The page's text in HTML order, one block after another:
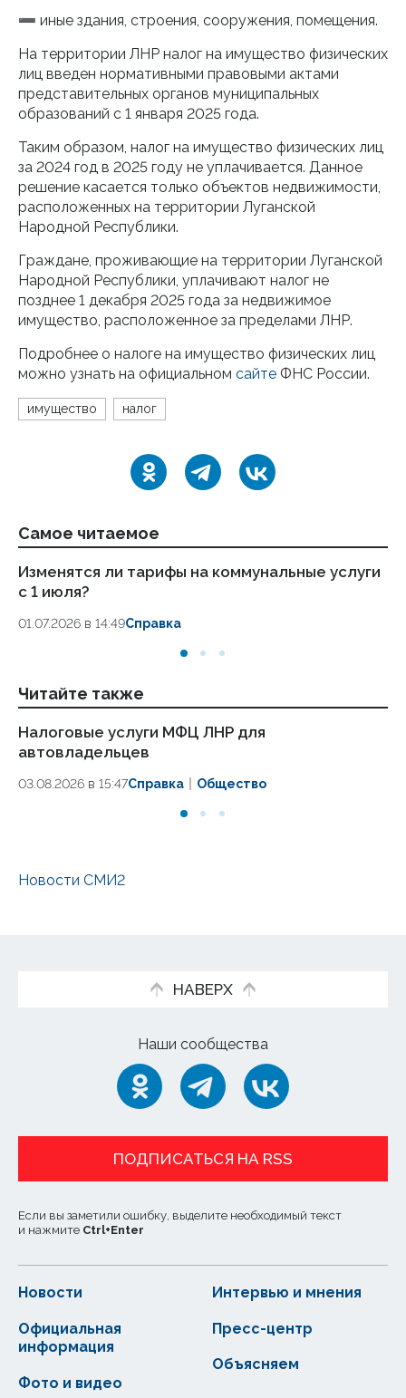
➖ иные здания, строения, сооружения, помещения.
На территории ЛНР налог на имущество физических
лиц введен нормативными правовыми актами
представительных органов муниципальных
образований с 1 января 2025 года.
Таким образом, налог на имущество физических лиц
за 2024 год в 2025 году не уплачивается. Данное
решение касается только объектов недвижимости,
расположенных на территории Луганской
Народной Республики.
Граждане, проживающие на территории Луганской
Народной Республики, уплачивают налог не
позднее 1 декабря 2025 года за недвижимое
имущество, расположенное за пределами ЛНР.
Подробнее о налоге на имущество физических лиц
можно узнать на официальном сайте ФНС России.
имущество налог
Самое читаемое
Изменятся ли тарифы на коммунальные услуги
с 1 июля?
01.07.2026 в 14:49Справка
Читайте также
Налоговые услуги МФЦ ЛНР для
автовладельцев
03.08.2026 в 15:47Справка Общество
Новости СМИ2
НАВЕРХ
Наши сообщества
ПОДПИСАТЬСЯ НА RSS
Если вы заметили ошибку, выделите необходимый текст
и нажмите Ctrl+Enter
Новости
Официальная
информация
Интервью и мнения
Фото и видео
Пресс-центр
Объясняем